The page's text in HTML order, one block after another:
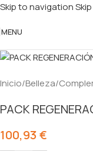
Skip to navigation
MENU
Inicio/Belleza/
PACK
100,93€